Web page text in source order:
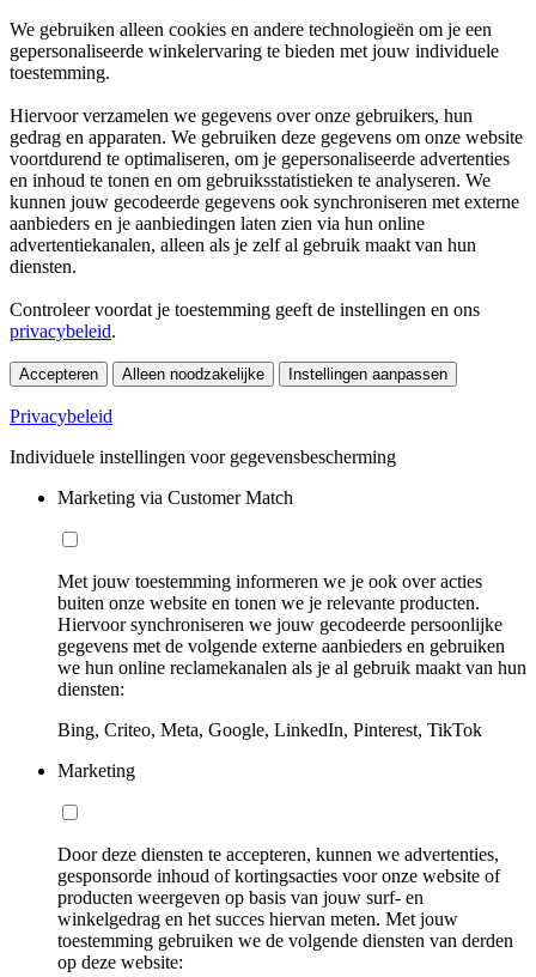
We gebruiken alleen cookies en andere technologieën om je een
gepersonaliseerde winkelervaring te bieden met jouw individuele
toestemming.
Hiervoor verzamelen we gegevens over onze gebruikers, hun
gedrag en apparaten. We gebruiken deze gegevens om onze website
voortdurend te optimaliseren, om je gepersonaliseerde advertenties
en inhoud te tonen en om gebruiksstatistieken te analyseren. We
kunnen jouw gecodeerde gegevens ook synchroniseren met externe
aanbieders en je aanbiedingen laten zien via hun online
advertentiekanalen, alleen als je zelf al gebruik maakt van hun
diensten.
Controleer voordat je toestemming geeft de instellingen en ons
privacybeleid.
Accepteren Alleen noodzakelijke Instellingen aanpassen
Privacybeleid
Individuele instellingen voor gegevensbescherming
Marketing via Customer Match
Met jouw toestemming informeren we je ook over acties
buiten onze website en tonen we je relevante producten.
Hiervoor synchroniseren we jouw gecodeerde persoonlijke
gegevens met de volgende externe aanbieders en gebruiken
we hun online reclamekanalen als je al gebruik maakt van hun
diensten:
Bing, Criteo, Meta, Google, LinkedIn, Pinterest, TikTok
Marketing
Door deze diensten te accepteren, kunnen we advertenties,
gesponsorde inhoud of kortingsacties voor onze website of
producten weergeven op basis van jouw surf- en
winkelgedrag en het succes hiervan meten. Met jouw
toestemming gebruiken we de volgende diensten van derden
op deze website: